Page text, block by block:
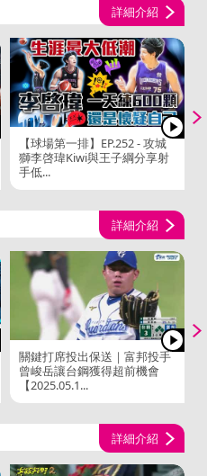
詳細介紹
【球場第一排】EP.252 - 攻城
獅李啓瑋Kiwi與王子綱分享射
手低...
詳細介紹
關鍵打席投出保送｜富邦投手
曾峻岳讓台鋼獲得超前機會
【2025.05.1...
詳細介紹